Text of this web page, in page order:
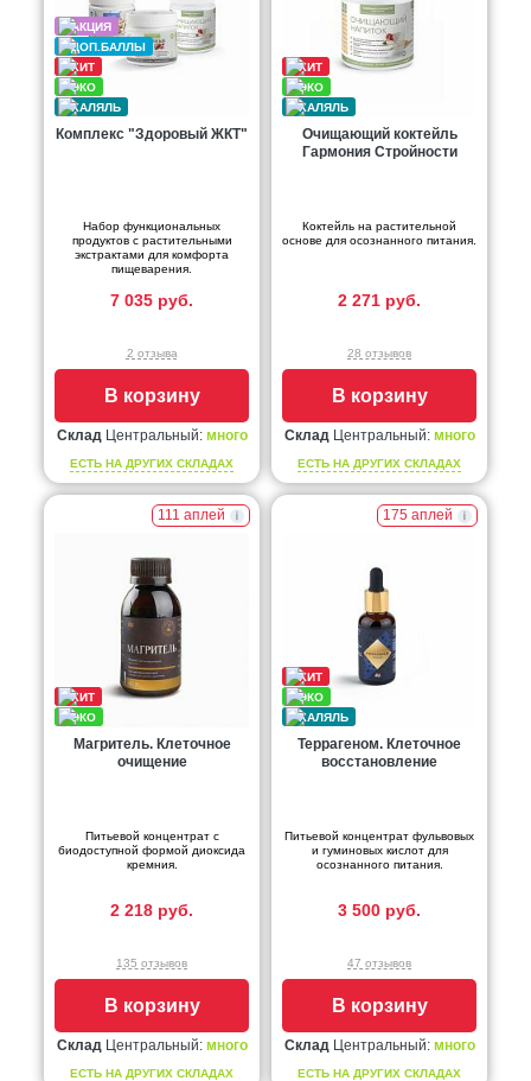
Комплекс "Здоровый ЖКТ"
Набор функциональных
продуктов с растительными
экстрактами для комфорта
пищеварения.
7 035 руб.
2 отзыва
В корзину
СкладЦентральный: много
ЕСТЬ НА ДРУГИХ СКЛАДАХ
Очищающий коктейль
Гармония Стройности
Коктейль на растительной
основе для осознанного питания.
2 271 руб.
28 отзывов
В корзину
СкладЦентральный: много
ЕСТЬ НА ДРУГИХ СКЛАДАХ
111 аплей
Магритель. Клеточное
очищение
Питьевой концентрат с
биодоступной формой диоксида
кремния.
2 218 руб.
135 отзывов
В корзину
СкладЦентральный: много
ЕСТЬ НА ДРУГИХ СКЛАДАХ
175 аплей
Террагеном. Клеточное
восстановление
Питьевой концентрат фульвовых
и гуминовых кислот для
осознанного питания.
3 500 руб.
47 отзывов
В корзину
СкладЦентральный: много
ЕСТЬ НА ДРУГИХ СКЛАДАХ